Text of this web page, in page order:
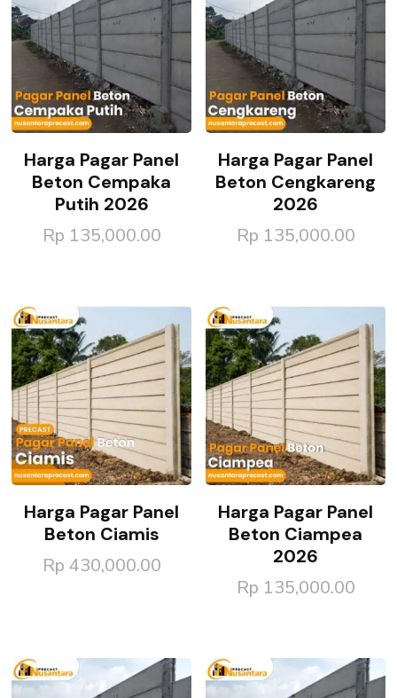
Harga Pagar Panel
Beton Cempaka
Putih 2026
Rp 135,000.00
Harga Pagar Panel
Beton Cengkareng
2026
Rp 135,000.00
Harga Pagar Panel
Beton Ciamis
Rp 430,000.00
Harga Pagar Panel
Beton Ciampea
2026
Rp 135,000.00